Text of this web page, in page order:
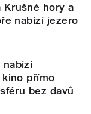
Krušné hory a
nabízí jezero
nabízí
přímo
bez davů